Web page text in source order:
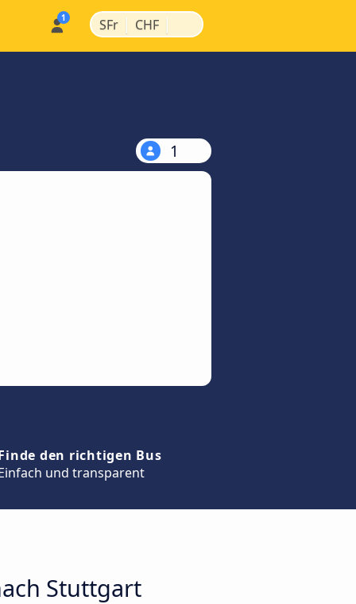
SFr | CHF |
1
den richtigen Bus
und transparent
Stuttgart